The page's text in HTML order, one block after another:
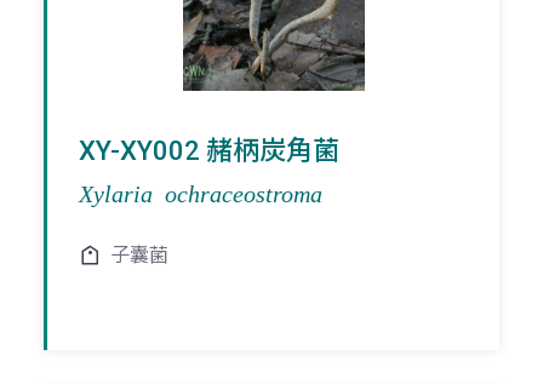
XY-XY002 赭柄炭角菌
Xylaria ochraceostroma
子囊菌